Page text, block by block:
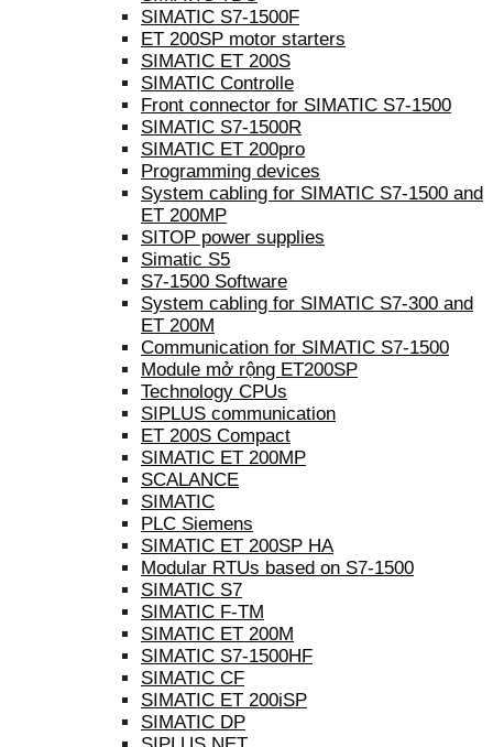
SIMATIC S7-1500F
ET 200SP motor starters
SIMATIC ET 200S
SIMATIC Controlle
Front connector for SIMATIC S7-1500
SIMATIC S7-1500R
SIMATIC ET 200pro
Programming devices
System cabling for SIMATIC S7-1500 and
ET 200MP
SITOP power supplies
Simatic S5
S7-1500 Software
System cabling for SIMATIC S7-300 and
ET 200M
Communication for SIMATIC S7-1500
Module mở rộng ET200SP
Technology CPUs
SIPLUS communication
ET 200S Compact
SIMATIC ET 200MP
SCALANCE
SIMATIC
PLC Siemens
SIMATIC ET 200SP HA
Modular RTUs based on S7-1500
SIMATIC S7
SIMATIC F-TM
SIMATIC ET 200M
SIMATIC S7-1500HF
SIMATIC CF
SIMATIC ET 200iSP
SIMATIC DP